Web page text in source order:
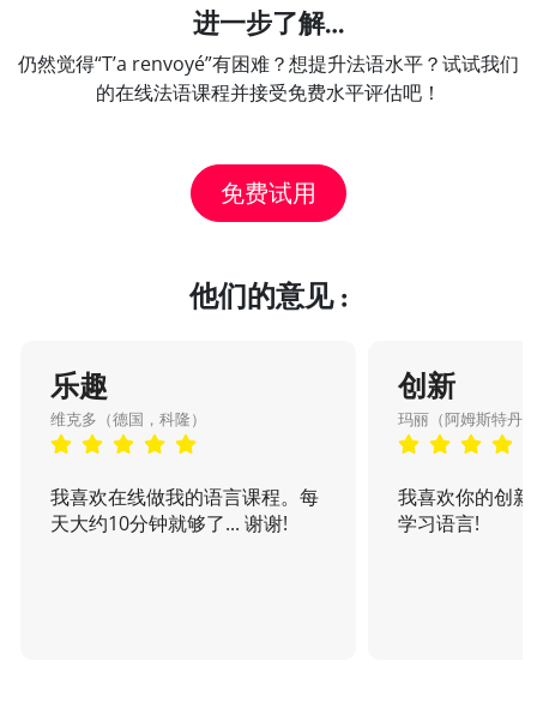
进一步了解…
仍然觉得“T’a renvoyé”有困难？想提升法语水平？试试我们
的在线法语课程并接受免费水平评估吧！
免费试用
他们的意见 :
乐趣
维克多（德国，科隆）
我喜欢在线做我的语言课程。每
天大约10分钟就够了... 谢谢!
创新
玛丽（阿姆斯特丹
我喜欢你的创
学习语言!